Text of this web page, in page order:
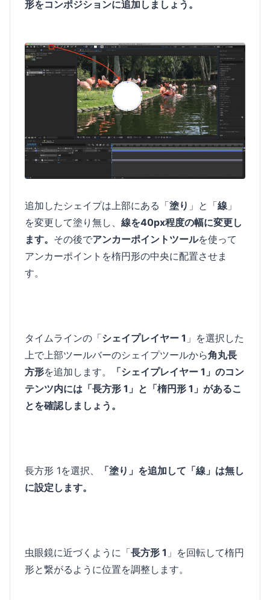
形をコンポジションに追加しましょう。
追加したシェイプは上部にある「塗り 」と「線 」
を変更して塗り無し、 線を40px程度の幅に変更し
ます。 その後でアンカーポイントツールを使って
アンカーポイントを楕円形の中央に配置させま
す。
タイムラインの「シェイプレイヤー 1 」を選択した
上で上部ツールバーのシェイプツールから角丸長
方形を追加します。
「シェイプレイヤー 1」のコン
テンツ内には「長方形 1」と「楕円形 1」があるこ
とを確認しましょう。
長方形 1を選択、
「塗り」を追加して「線」は無し
に設定します。
虫眼鏡に近づくように「長方形 1 」を回転して楕円
形と繋がるように位置を調整します。